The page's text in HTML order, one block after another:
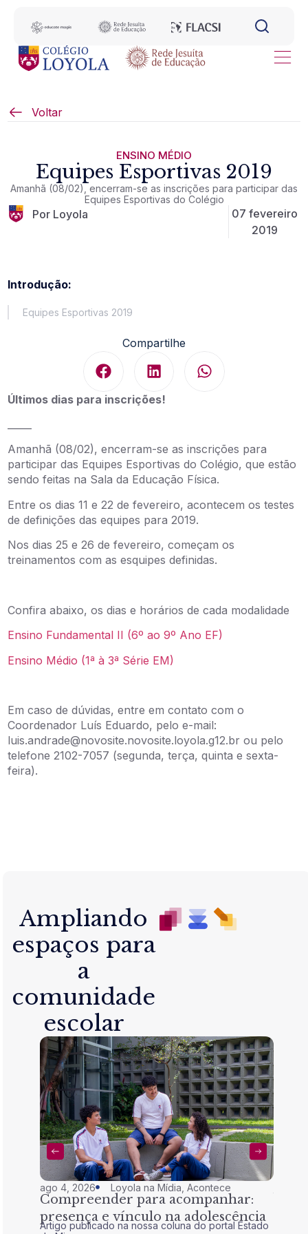
Voltar
ENSINO MÉDIO
Equipes Esportivas 2019
Amanhã (08/02), encerram-se as inscrições para participar das
Equipes Esportivas do Colégio
Por Loyola
07 fevereiro
2019
Introdução:
Equipes Esportivas 2019
Compartilhe
Últimos dias para inscrições!
Amanhã (08/02), encerram-se as inscrições para
participar das Equipes Esportivas do Colégio, que estão
sendo feitas na Sala da Educação Física.
Entre os dias 11 e 22 de fevereiro, acontecem os testes
de definições das equipes para 2019.
Nos dias 25 e 26 de fevereiro, começam os
treinamentos com as esquipes definidas.
Confira abaixo, os dias e horários de cada modalidade
Ensino Fundamental II (6º ao 9º Ano EF)
Ensino Médio (1ª à 3ª Série EM)
Em caso de dúvidas, entre em contato com o
Coordenador Luís Eduardo, pelo e-mail:
luis.andrade@novosite.novosite.loyola.g12.br ou pelo
telefone 2102-7057 (segunda, terça, quinta e sexta-
feira).
Ampliando
espaços para
a
comunidade
escolar
ago 4, 2026 Loyola na Mídia ,Acontece
Compreender para acompanhar:
presença e vínculo na adolescência
Artigo publicado na nossa coluna do portal Estado